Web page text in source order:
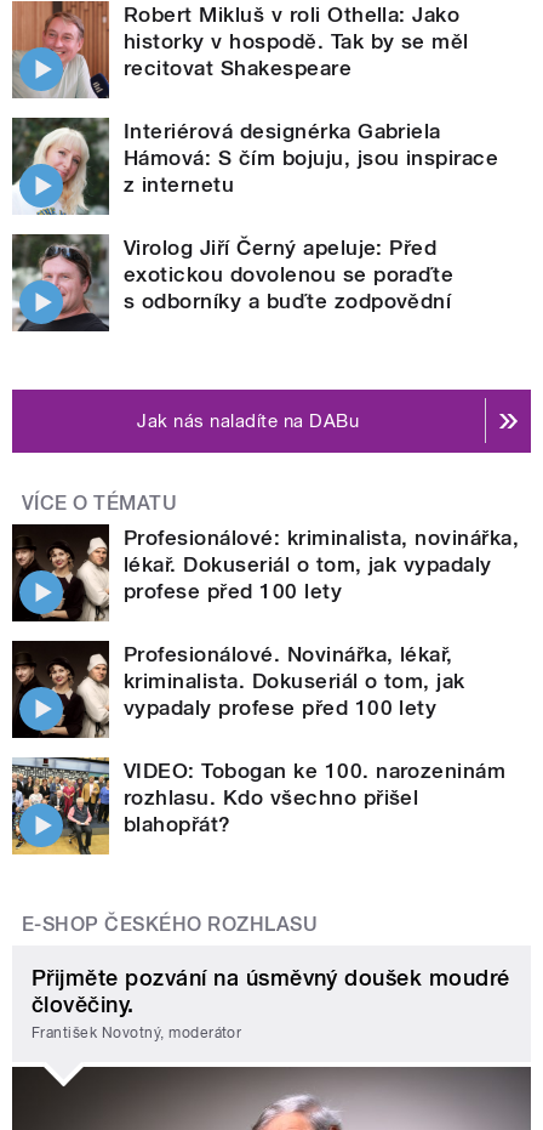
Robert Mikluš v roli Othella: Jako
historky v hospodě. Tak by se měl
recitovat Shakespeare
Interiérová designérka Gabriela
Hámová: S čím bojuju, jsou inspirace
z internetu
Virolog Jiří Černý apeluje: Před
exotickou dovolenou se poraďte
s odborníky a buďte zodpovědní
Jak nás naladíte na DABu
VÍCE O TÉMATU
Profesionálové: kriminalista, novinářka,
lékař. Dokuseriál o tom, jak vypadaly
profese před 100 lety
Profesionálové. Novinářka, lékař,
kriminalista. Dokuseriál o tom, jak
vypadaly profese před 100 lety
VIDEO: Tobogan ke 100. narozeninám
rozhlasu. Kdo všechno přišel
blahopřát?
E-SHOP ČESKÉHO ROZHLASU
Přijměte pozvání na úsměvný doušek moudré
člověčiny.
František Novotný, moderátor